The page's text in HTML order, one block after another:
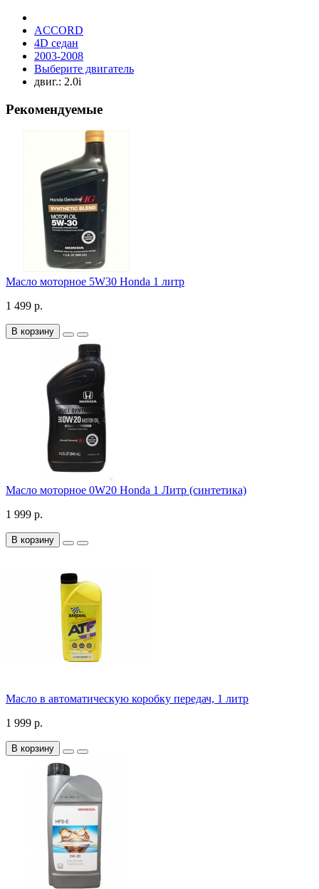
ACCORD
4D седан
2003-2008
Выберите двигатель
двиг.: 2.0i
Рекомендуемые
Масло моторное 5W30 Honda 1 литр
1 499 р.
В корзину
Масло моторное 0W20 Honda 1 Литр (синтетика)
1 999 р.
В корзину
Масло в автоматическую коробку передач, 1 литр
1 999 р.
В корзину